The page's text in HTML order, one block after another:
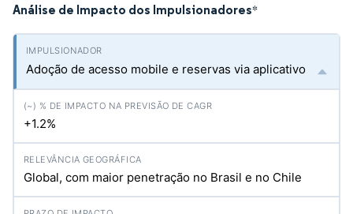
Análise de Impacto dos Impulsionadores*
Adoção de acesso mobile e reservas via aplicativo
+1.2%
Global, com maior penetração no Brasil e no Chile